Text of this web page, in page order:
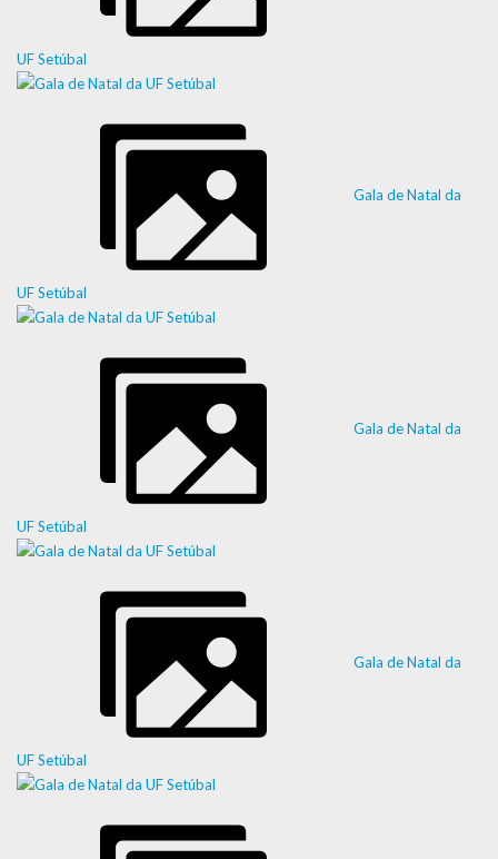
UF Setúbal
Gala de Natal da
UF Setúbal
Gala de Natal da
UF Setúbal
Gala de Natal da
UF Setúbal